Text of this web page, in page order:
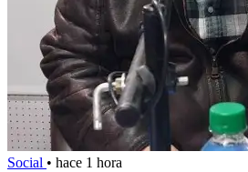
Social • hace 1 hora